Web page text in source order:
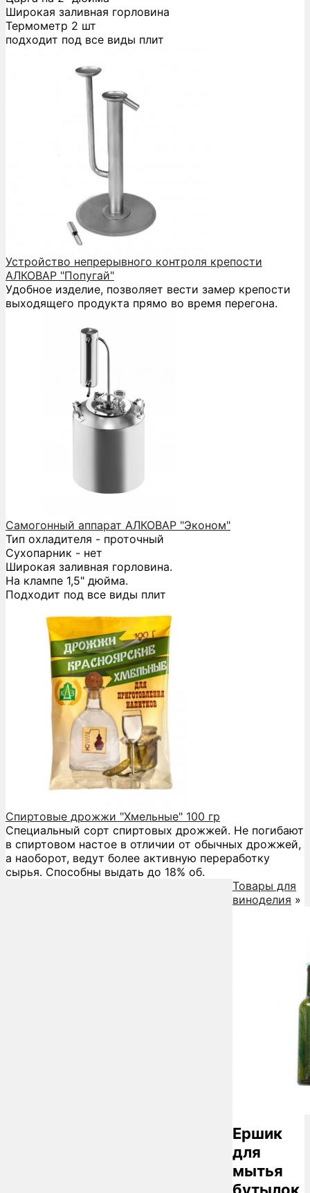
Широкая заливная горловина
Термометр 2 шт
подходит под все виды плит
Устройство непрерывного контроля крепости
АЛКОВАР "Попугай"
Удобное изделие, позволяет вести замер крепости
выходящего продукта прямо во время перегона.
Самогонный аппарат АЛКОВАР "Эконом"
Тип охладителя - проточный
Сухопарник - нет
Широкая заливная горловина.
На клампе 1,5" дюйма.
Подходит под все виды плит
Спиртовые дрожжи "Хмельные" 100 гр
Специальный сорт спиртовых дрожжей. Не погибают
в спиртовом настое в отличии от обычных дрожжей,
а наоборот, ведут более активную переработку
сырья. Способны выдать до 18% об.
Товары для
виноделия »
Ершик
для
мытья